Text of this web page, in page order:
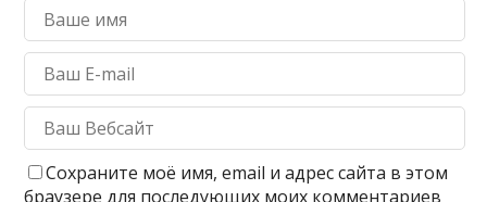
Сохраните моё имя, email и адрес сайта в этом
браузере для последующих моих комментариев